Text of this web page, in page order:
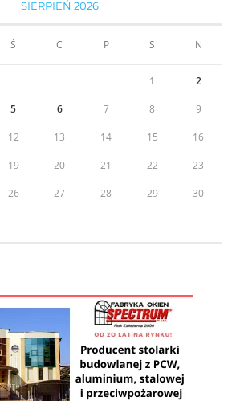
SIERPIEŃ 2026
Ś C P S N
1 2
5 6 7 8 9
12 13 14 15 16
19 20 21 22 23
26 27 28 29 30